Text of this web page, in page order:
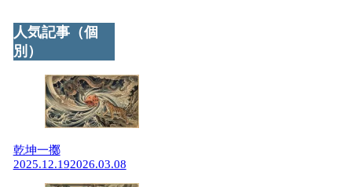
人気記事（個
別）
乾坤一擲
2025.12.192026.03.08